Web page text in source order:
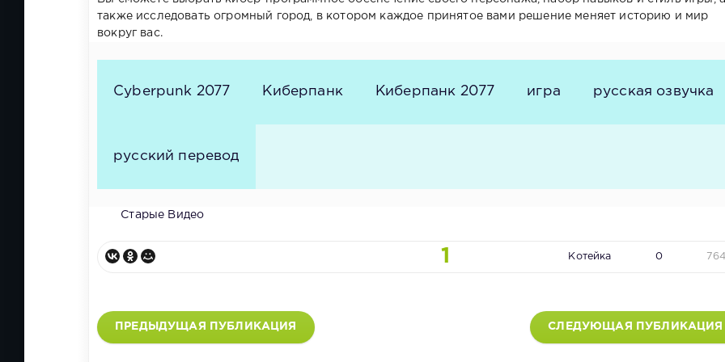
также исследовать огромный город, в котором каждое принятое вами решение меняет историю и мир
вокруг вас.
Cyberpunk 2077 Киберпанк Киберпанк 2077 игра русская озвучка
русский перевод
Старые Видео
1 Котейка 0
ПРЕДЫДУЩАЯ ПУБЛИКАЦИЯ СЛЕДУЮЩАЯ ПУБЛИКАЦИЯ